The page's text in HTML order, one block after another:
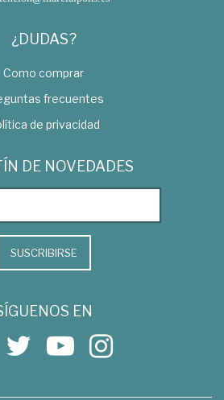
¿DUDAS?
Como comprar
frecuentes
de privacidad
DE NOVEDADES
SUSCRIBIRSE
EN